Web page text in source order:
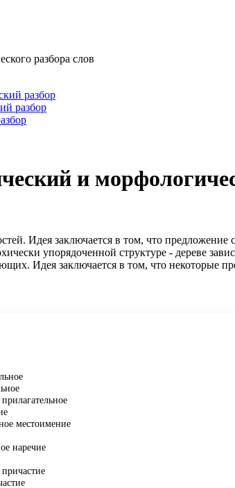
разбора слов
разбор
разбор
и
Идея заключается в том, что
упорядоченной структуре - дереве
Идея заключается в том, что некоторые
местоимение
наречие